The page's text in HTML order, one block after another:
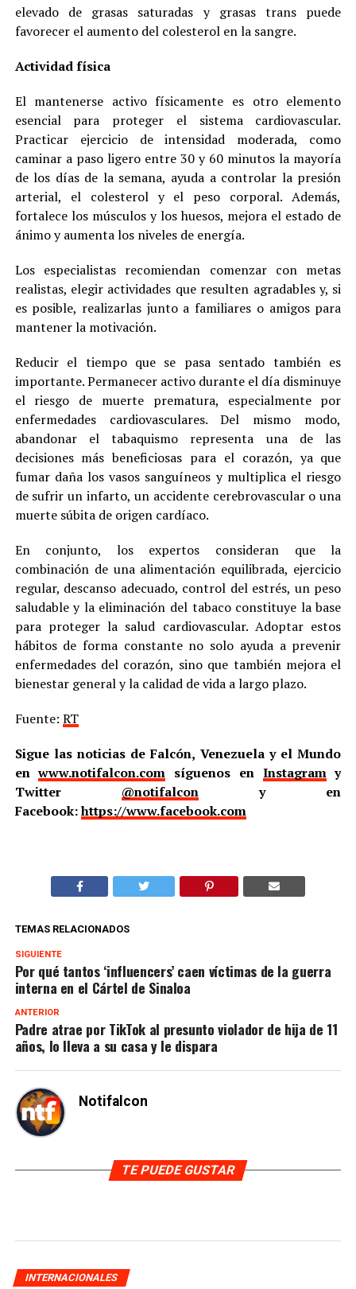
elevado de grasas saturadas y grasas trans puede
favorecer el aumento del colesterol en la sangre.
Actividad física
El mantenerse activo físicamente es otro elemento
esencial para proteger el sistema cardiovascular.
Practicar ejercicio de intensidad moderada, como
caminar a paso ligero entre 30 y 60 minutos la mayoría
de los días de la semana, ayuda a controlar la presión
arterial, el colesterol y el peso corporal. Además,
fortalece los músculos y los huesos, mejora el estado de
ánimo y aumenta los niveles de energía.
Los especialistas recomiendan comenzar con metas
realistas, elegir actividades que resulten agradables y, si
es posible, realizarlas junto a familiares o amigos para
mantener la motivación.
Reducir el tiempo que se pasa sentado también es
importante. Permanecer activo durante el día disminuye
el riesgo de muerte prematura, especialmente por
enfermedades cardiovasculares. Del mismo modo,
abandonar el tabaquismo representa una de las
decisiones más beneficiosas para el corazón, ya que
fumar daña los vasos sanguíneos y multiplica el riesgo
de sufrir un infarto, un accidente cerebrovascular o una
muerte súbita de origen cardíaco.
En conjunto, los expertos consideran que la
combinación de una alimentación equilibrada, ejercicio
regular, descanso adecuado, control del estrés, un peso
saludable y la eliminación del tabaco constituye la base
para proteger la salud cardiovascular. Adoptar estos
hábitos de forma constante no solo ayuda a prevenir
enfermedades del corazón, sino que también mejora el
bienestar general y la calidad de vida a largo plazo.
Fuente: RT
Sigue las noticias de Falcón, Venezuela y el Mundo
enwww.notifalcon.com síguenos en Instagramy
Twitter @notifalcony en
Facebook:https://www.facebook.com
TEMAS RELACIONADOS
SIGUIENTE
Por qué tantos ‘influencers’ caen víctimas de la guerra
interna en el Cártel de Sinaloa
ANTERIOR
Padre atrae por TikTok al presunto violador de hija de 11
años, lo lleva a su casa y le dispara
Notifalcon
TE PUEDE GUSTAR
INTERNACIONALES